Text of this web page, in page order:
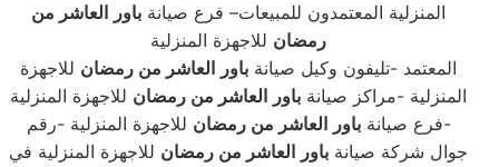
المنزلية المعتمدون للمبيعات– فرع صيانة باور العاشر من
رمضان للاجهزة المنزلية
المعتمد -تليفون وكيل صيانة باور العاشر من رمضان للاجهزة
المنزلية -مراكز صيانة باور العاشر من رمضان للاجهزة المنزلية
-فرع صيانةباور العاشر من رمضان للاجهزة المنزلية -رقم
جوال شركة صيانة باور العاشر من رمضان للاجهزة المنزلية في